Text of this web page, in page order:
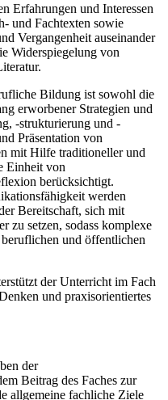
Erfahrungen und Interessen
und Fachtexten sowie
Vergangenheit auseinander
Widerspiegelung von
Bildung ist sowohl die
erworbener Strategien und
-strukturierung und -
Präsentation von
mit Hilfe traditioneller und
Einheit von
berücksichtigt.
werden
Bereitschaft, sich mit
zu setzen, sodass komplexe
und öffentlichen
der Unterricht im Fach
und praxisorientiertes
der
Beitrag des Faches zur
allgemeine fachliche Ziele